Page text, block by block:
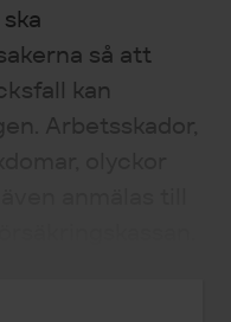
så att
kan
Arbetsskador,